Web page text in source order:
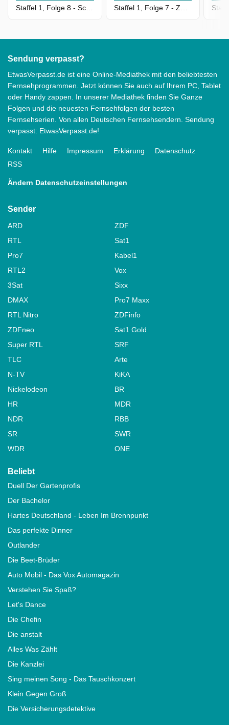
Sendung verpasst?
EtwasVerpasst.de ist eine Online-Mediathek mit den beliebtesten
Fernsehprogrammen. Jetzt können Sie auch auf Ihrem PC, Tablet
oder Handy zappen. In unserer Mediathek finden Sie Ganze
Folgen und die neuesten Fernsehfolgen der besten
Fernsehserien. Von allen Deutschen Fernsehsendern. Sendung
verpasst: EtwasVerpasst.de!
Kontakt Hilfe Impressum Erklärung
Datenschutz
RSS
Ändern Datenschutzeinstellungen
Sender
ARD
ZDF
RTL
Sat1
Pro7
Kabel1
RTL2
Vox
3Sat
Sixx
DMAX
Pro7 Maxx
RTL Nitro
ZDFinfo
ZDFneo
Sat1 Gold
Super RTL
SRF
TLC
Arte
N-TV
KiKA
Nickelodeon
BR
HR
MDR
NDR
RBB
SR
SWR
WDR
ONE
Beliebt
Duell Der Gartenprofis
Der Bachelor
Hartes Deutschland - Leben Im Brennpunkt
Das perfekte Dinner
Outlander
Die Beet-Brüder
Auto Mobil - Das Vox Automagazin
Verstehen Sie Spaß?
Let's Dance
Die Chefin
Die anstalt
Alles Was Zählt
Die Kanzlei
Sing meinen Song - Das Tauschkonzert
Klein Gegen Groß
Die Versicherungsdetektive